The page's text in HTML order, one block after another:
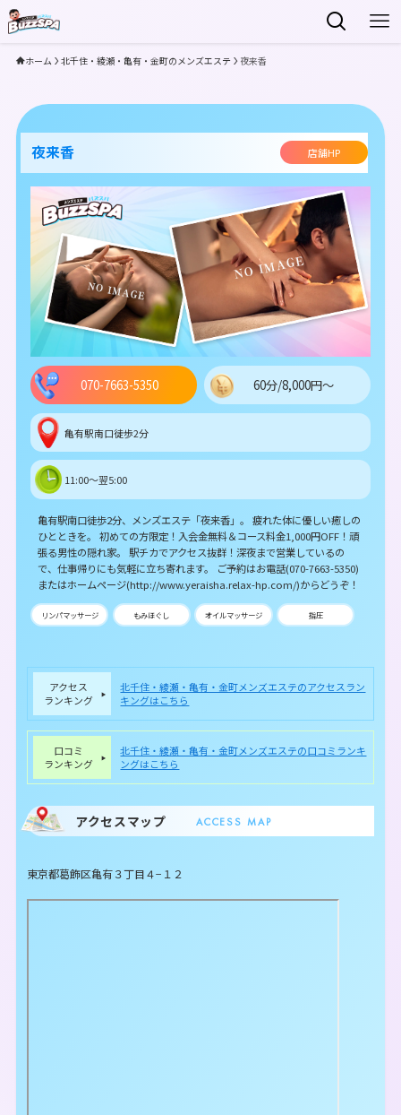
ホーム 北千住・綾瀬・亀有・金町のメンズエステ 夜来香
夜来香 店舗HP
070-7663-5350 60分/8,000円～
亀有駅南口徒歩2分
11:00～翌5:00
亀有駅南口徒歩2分、メンズエステ「夜来香」。 疲れた体に優しい癒しの
ひとときを。 初めての方限定！入会金無料＆コース料金1,000円OFF！頑
張る男性の隠れ家。 駅チカでアクセス抜群！深夜まで営業しているの
で、仕事帰りにも気軽に立ち寄れます。 ご予約はお電話(070-7663-5350)
またはホームページ(http://www.yeraisha.relax-hp.com/)からどうぞ！
リンパマッサージ もみほぐし オイルマッサージ 指圧
アクセス
ランキング
北千住・綾瀬・亀有・金町メンズエステのアクセスラン
キングはこちら
口コミ
ランキング
北千住・綾瀬・亀有・金町メンズエステの口コミランキ
ングはこちら
アクセスマップ ACCESS MAP
東京都葛飾区亀有３丁目４−１２